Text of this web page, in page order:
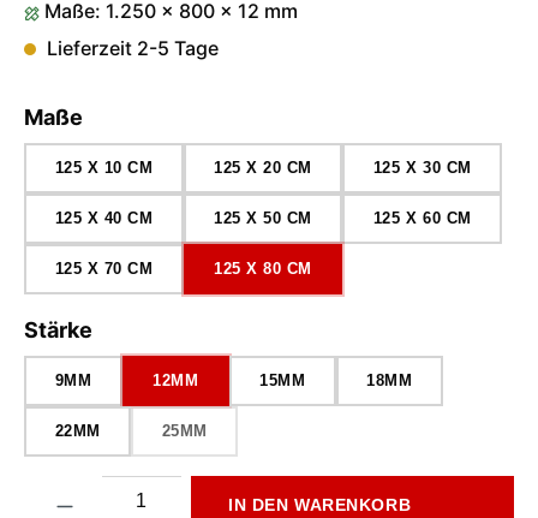
Maße: 1.250 × 800 × 12 mm
Lieferzeit 2-5 Tage
Maße
125 X 10 CM 125 X 20 CM 125 X 30 CM
125 X 40 CM 125 X 50 CM 125 X 60 CM
125 X 70 CM 125 X 80 CM
Stärke
9MM 12MM 15MM 18MM
22MM 25MM(DIESE OPTION IST ZURZEIT NICHT VERFÜGBAR.)
IN DEN WARENKORB